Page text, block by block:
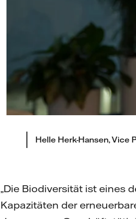
Helle Herk-Hansen, Vice
„Die Biodiversität ist eines
Kapazitäten der